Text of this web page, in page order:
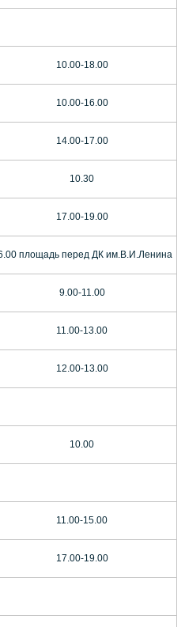
10.00-18.00
10.00-16.00
14.00-17.00
10.30
17.00-19.00
площадь перед ДК им.В.И.Ленина
9.00-11.00
11.00-13.00
12.00-13.00
10.00
11.00-15.00
17.00-19.00